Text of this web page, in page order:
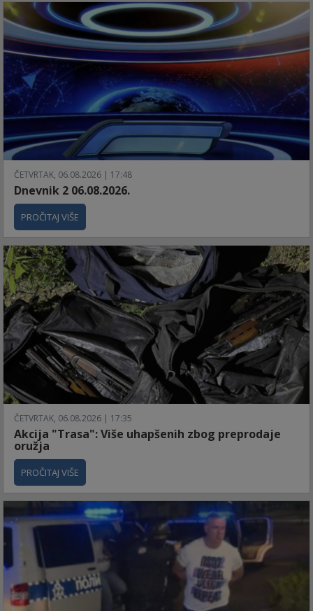
ČETVRTAK, 06.08.2026 | 17:48
Dnevnik 2 06.08.2026.
PROČITAJ VIŠE
ČETVRTAK, 06.08.2026 | 17:35
Akcija "Trasa": Više uhapšenih zbog preprodaje
oružja
PROČITAJ VIŠE